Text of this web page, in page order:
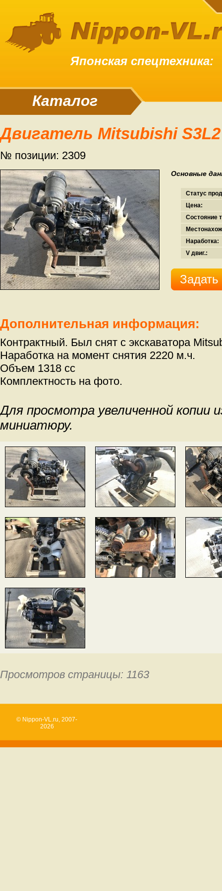
Японская спецтехника:
Каталог
Двигатель Mitsubishi S3L2
№ позиции: 2309
Основные
Статус
Цена:
Состояние
Наработка:
V двиг.:
Задать
Дополнительная информация:
Контрактный. Был снят с экскаватора
Наработка на момент снятия 2220 м.ч.
Объем 1318 сс
Комплектность на фото.
Для просмотра увеличенной копии
миниатюру.
Просмотров страницы: 1163
© Nippon-VL.ru, 2007-
2026